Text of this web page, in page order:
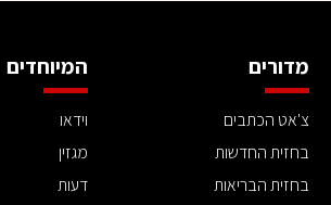
מדורים
צ'אט הכתבים
בחזית החדשות
בחזית הבריאות
המיוחדים
וידאו
מגזין
דעות